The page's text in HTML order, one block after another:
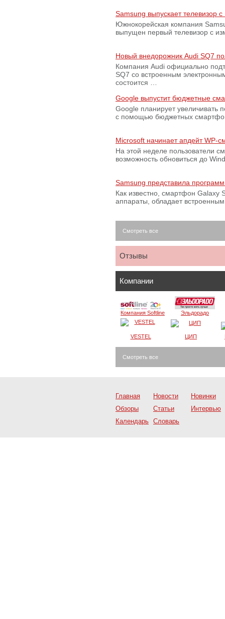
Samsung выпускает телевизор
Южнокорейская компания
выпущен первый телевизор с
Новый внедорожник Audi SQ7
Компания Audi официально
SQ7 со встроенным
состоится …
Google выпустит бюджетные
Google планирует увеличивать
с помощью бюджетных
Microsoft начинает апдейт WP-
На этой неделе пользователи
возможность обновиться до
Samsung представила
Как известно, смартфон Galaxy
аппараты, обладает
Смотреть все
Отзывы
Компании
Компания Softline Эльдорадо
VESTEL ЦИП
Смотреть все
Главная Новости
Новинки
Обзоры
Статьи
Интервью
Календарь Словарь